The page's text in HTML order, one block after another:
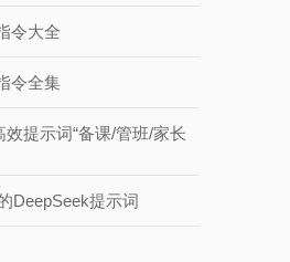
令大全
令全集
提示词“备课/管班/家长
DeepSeek提示词